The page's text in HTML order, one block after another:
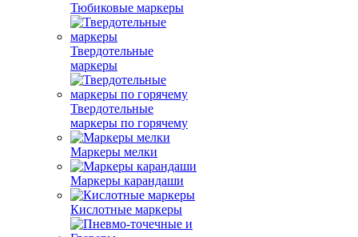
Тюбиковые маркеры
Твердотельные
маркеры
Твердотельные
маркеры по горячему
Маркеры мелки
Маркеры карандаши
Кислотные маркеры